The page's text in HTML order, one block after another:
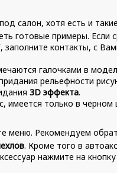
салон, хотя есть и
готовые примеры. Если
, заполните контакты, с
галочками в
рельефности
3D эффекта.
только в чёрном
меню. Рекомендуем
. Кроме того в
нажмите на